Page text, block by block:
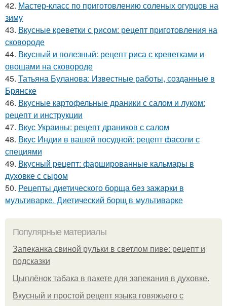
42. Мастер-класс по приготовлению соленых огурцов на
зиму
43. Вкусные креветки с рисом: рецепт приготовления на
сковороде
44. Вкусный и полезный: рецепт риса с креветками и
овощами на сковороде
45. Татьяна Буланова: Известные работы, созданные в
Брянске
46. Вкусные картофельные драники с салом и луком:
рецепт и инструкции
47. Вкус Украины: рецепт драников с салом
48. Вкус Индии в вашей посудной: рецепт фасоли с
специями
49. Вкусный рецепт: фаршированные кальмары в
духовке с сыром
50. Рецепты диетического борща без зажарки в
мультиварке. Диетический борщ в мультиварке
Популярные материалы
Запеканка свиной рульки в светлом пиве: рецепт и
подсказки
Цыплёнок табака в пакете для запекания в духовке.
Вкусный и простой рецепт языка говяжьего с